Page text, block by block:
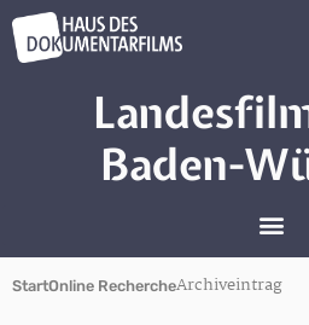
Baden-
StartOnline RechercheArchiveintrag